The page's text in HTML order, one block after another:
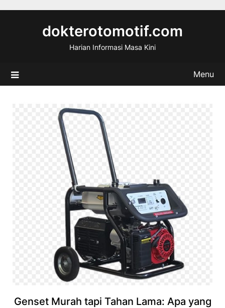
dokterotomotif.com
Harian Informasi Masa Kini
Menu
Genset Murah tapi Tahan Lama: Apa yang